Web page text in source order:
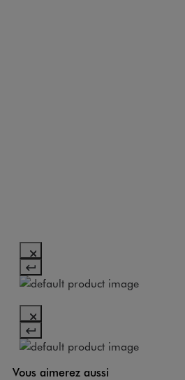
Vous aimerez aussi